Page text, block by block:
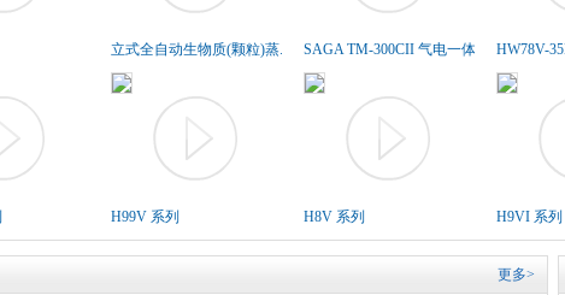
立式全自动生物质(颗粒)蒸.. SAGA TM-300CII 气电一体胶..HW78V-
H99V 系列 H8V 系列 H9VI 系列
更多>